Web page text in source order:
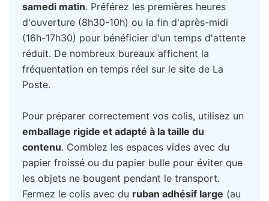
samedi matin. Préférez les premières heures
d'ouverture (8h30-10h) ou la fin d'après-midi
(16h-17h30) pour bénéficier d'un temps d'attente
réduit. De nombreux bureaux affichent la
fréquentation en temps réel sur le site de La
Poste.
Pour préparer correctement vos colis, utilisez un
emballage rigide et adapté à la taille du
contenu. Comblez les espaces vides avec du
papier froissé ou du papier bulle pour éviter que
les objets ne bougent pendant le transport.
Fermez le colis avec du ruban adhésif large (au